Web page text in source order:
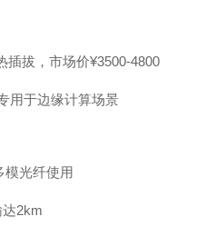
插拔，市场价¥3500-4800
用于边缘计算场景
模光纤使用
达2km